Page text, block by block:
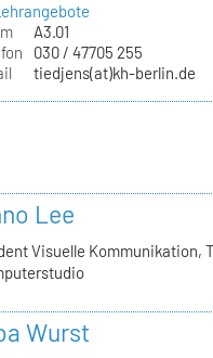
A3.01
030 / 47705 255
tiedjens(at)kh-berlin.de
Lee
Visuelle Kommunikation,
Wurst